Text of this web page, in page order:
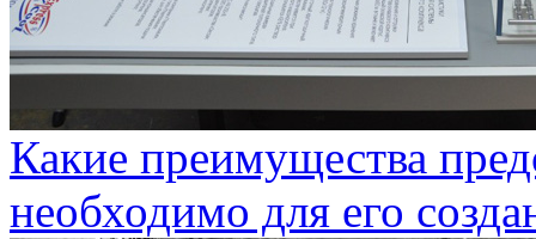
Какие преимущества
необходимо для его